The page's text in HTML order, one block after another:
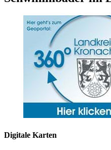
Digitale Karten